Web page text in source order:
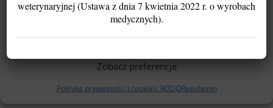
Akceptuję
Odmów
Zobacz preferencje
Polityka prywatności i cookies. RODORegulamin
Śledź nas
weterynaryjnej (Ustawa z dnia 7 kwietnia 2022 r. o wyrobach
medycznych).